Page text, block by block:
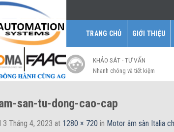
TRANG CHỦ GIỚI THIỆU
KHẢO SÁT - TƯ VẤN
Nhanh chóng và tiết kiệm
san-tu-dong-cao-cap
3 Tháng 4, 2023 at 1280 × 720 in Motor âm sàn Italia